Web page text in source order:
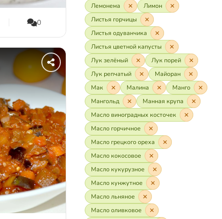
0
Лемонема
Лимон
Листья горчицы
Листья одуванчика
Листья цветной капусты
Лук зелёный
Лук порей
Лук репчатый
Майоран
Мак
Малина
Манго
Мангольд
Манная крупа
Масло виноградных косточек
Масло горчичное
Масло грецкого ореха
Масло кокосовое
Масло кукурузное
Масло кунжутное
Масло льняное
Масло оливковое